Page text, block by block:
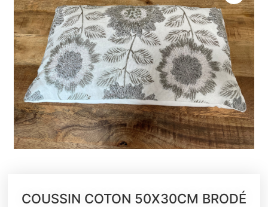
COUSSIN COTON 50X30CM BRODÉ